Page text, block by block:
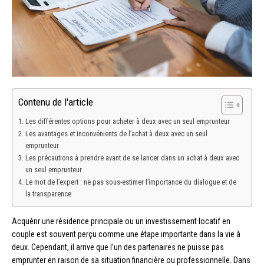
Contenu de l'article
Les différentes options pour acheter à deux avec un seul emprunteur
Les avantages et inconvénients de l’achat à deux avec un seul
emprunteur
Les précautions à prendre avant de se lancer dans un achat à deux avec
un seul emprunteur
Le mot de l’expert : ne pas sous-estimer l’importance du dialogue et de
la transparence
Acquérir une résidence principale ou un investissement locatif en
couple est souvent perçu comme une étape importante dans la vie à
deux. Cependant, il arrive que l’un des partenaires ne puisse pas
emprunter en raison de sa situation financière ou professionnelle. Dans